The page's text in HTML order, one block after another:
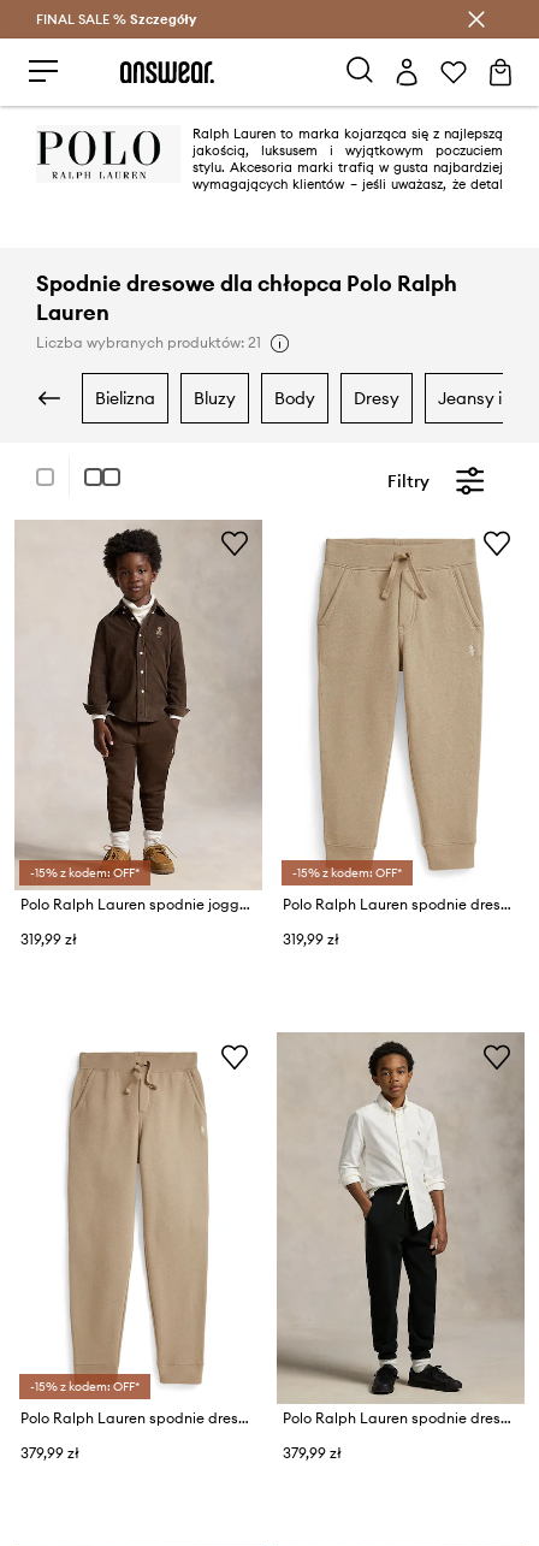
Oszczędzaj z Answear Club >
FINAL SALE % Szczegóły
Ralph Lauren to marka kojarząca się z najlepszą
jakością, luksusem i wyjątkowym poczuciem
stylu. Akcesoria marki trafią w gusta najbardziej
wymagających klientów – jeśli uważasz, że detal
Spodnie dresowe dla chłopca Polo Ralph
Lauren
Liczba wybranych produktów: 21
bielizna bluzy body dresy jeansy i
Filtry
-15% z kodem: OFF*
Polo Ralph Lauren spodnie joggery dziecięce z bawełną
319,99 zł
-15% z kodem: OFF*
Polo Ralph Lauren spodnie dresowe dziecięce
319,99 zł
-15% z kodem: OFF*
Polo Ralph Lauren spodnie dresowe dziecięce
379,99 zł
Polo Ralph Lauren spodnie dresowe dziecięce
379,99 zł